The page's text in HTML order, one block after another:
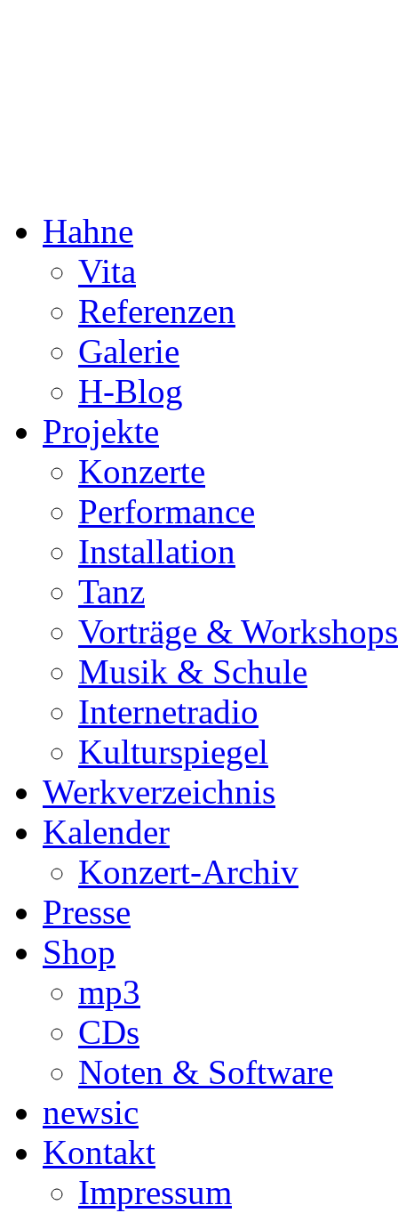
Hahne
Vita
Referenzen
Galerie
H-Blog
Projekte
Konzerte
Performance
Installation
Tanz
Vorträge & Workshops
Musik & Schule
Internetradio
Kulturspiegel
Werkverzeichnis
Kalender
Konzert-Archiv
Presse
Shop
mp3
CDs
Noten & Software
newsic
Kontakt
Impressum